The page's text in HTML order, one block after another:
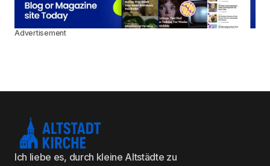
Advertisement
Ich liebe es, durch kleine Altstädte zu